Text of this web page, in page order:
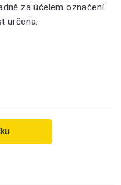
za účelem označení
určena.